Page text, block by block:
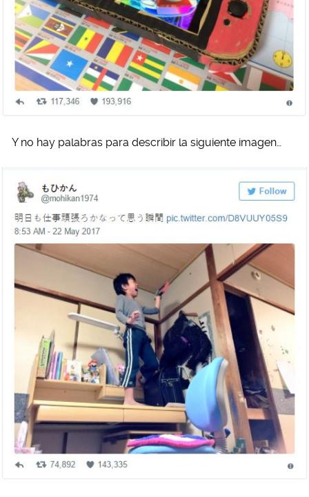
Y no hay palabras para describir la siguiente imagen…